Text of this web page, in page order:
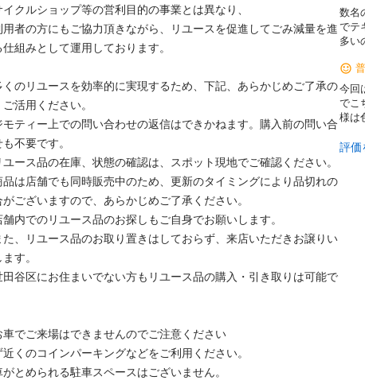
イクルショップ等の営利目的の事業とは異なり、
用者の方にもご協力頂きながら、リユースを促進してごみ減量を進
仕組みとして運用しております。
のリユースを効率的に実現するため、下記、あらかじめご了承の
ご活用ください。
モティー上での問い合わせの返信はできかねます。購入前の問い合
不要です。
ユース品の在庫、状態の確認は、スポット現地でご確認ください。
品は店舗でも同時販売中のため、更新のタイミングにより品切れの
がございますので、あらかじめご了承ください。
舗内でのリユース品のお探しもご自身でお願いします。
た、リユース品のお取り置きはしておらず、来店いただきお譲りい
す。
田谷区にお住まいでない方もリユース品の購入・引き取りは可能で
でご来場はできませんのでご注意ください
近くのコインパーキングなどをご利用ください。
がとめられる駐車スペースはございません。
数名
でテ
多い
今回
でこ
様は
評価